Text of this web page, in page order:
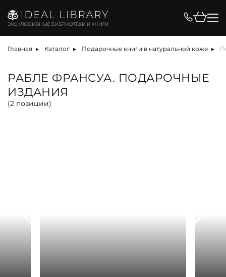
Главная Каталог Подарочные книги в натуральной коже
РАБЛЕ ФРАНСУА. ПОДАРОЧНЫЕ
ИЗДАНИЯ
(2 позиции)
Цена, ₽
Вид